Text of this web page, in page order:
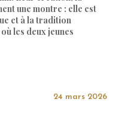
une montre : elle est
et à la tradition
les deux jeunes
24 mars 2026